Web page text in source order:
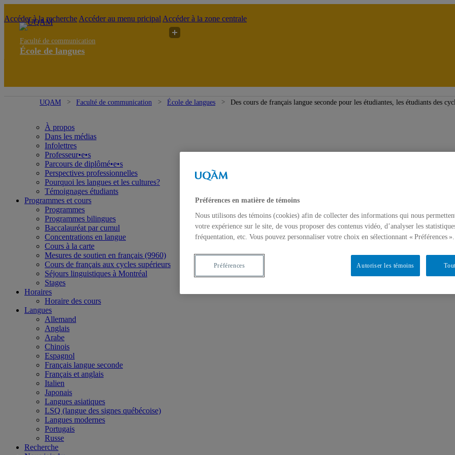
Accéder à la recherche Accéder au menu pricipal Accéder à la zone centrale
Faculté de communication
École de langues
UQAM Faculté de communication École de langues Des cours de français langue seconde pour les étudiantes, les étudiants des
À propos
Dans les médias
Infolettres
Professeur•e•s
Parcours de diplômé•e•s
Perspectives professionnelles
Pourquoi les langues et les cultures?
Témoignages étudiants
Programmes et cours
Programmes
Programmes bilingues
Baccalauréat par cumul
Concentrations en langue
Cours à la carte
Mesures de soutien en français (9960)
Cours de français aux cycles supérieurs
Séjours linguistiques à Montréal
Stages
Horaires
Horaire des cours
Langues
Allemand
Anglais
Arabe
Chinois
Espagnol
Français langue seconde
Français et anglais
Italien
Japonais
Langues asiatiques
LSQ (langue des signes québécoise)
Langues modernes
Portugais
Russe
Recherche
Préférences en matière de témoins
Nous utilisons des témoins (cookies) afin de collecter des informations qui nous
votre expérience sur le site, de vous proposer des contenus vidéo, d’analyser les
fréquentation, etc. Vous pouvez personnaliser votre choix en sélectionnant « Préférences ».
Autoriser les témoins
Préférences